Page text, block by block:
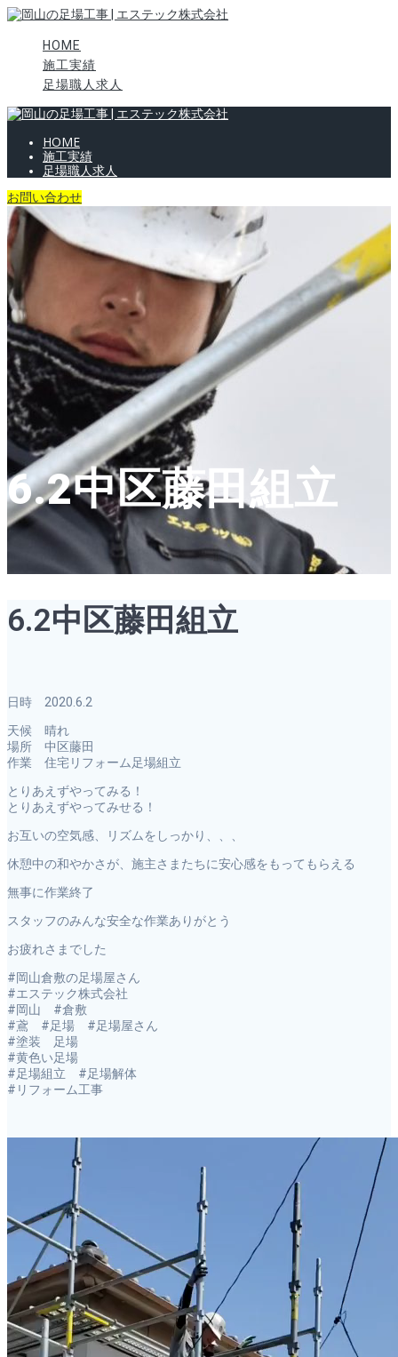
HOME
施工実績
足場職人求人
HOME
施工実績
足場職人求人
お問い合わせ
6.2中区藤田組立
6.2中区藤田組立
日時 2020.6.2
天候 晴れ
場所 中区藤田
作業 住宅リフォーム足場組立
とりあえずやってみる！
とりあえずやってみせる！
お互いの空気感、リズムをしっかり、、、
休憩中の和やかさが、施主さまたちに安心感をもってもらえる
無事に作業終了
スタッフのみんな安全な作業ありがとう
お疲れさまでした
#岡山倉敷の足場屋さん
#エステック株式会社
#岡山 #倉敷
#鳶 #足場 #足場屋さん
#塗装 足場
#黄色い足場
#足場組立 #足場解体
#リフォーム工事